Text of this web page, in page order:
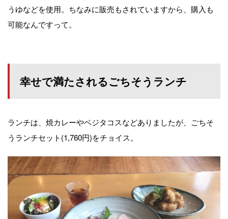
うゆなどを使用。ちなみに販売もされていますから、購入も
可能なんですって。
幸せで満たされるごちそうランチ
ランチは、焼カレーやベジタコスなどありましたが、ごちそ
うランチセット(1,760円)をチョイス。